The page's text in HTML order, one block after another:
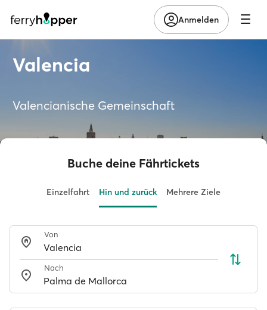
Anmelden
Valencia
Valencianische Gemeinschaft
Buche deine Fährtickets
Einzelfahrt Hin und zurück Mehrere Ziele
Von
Nach